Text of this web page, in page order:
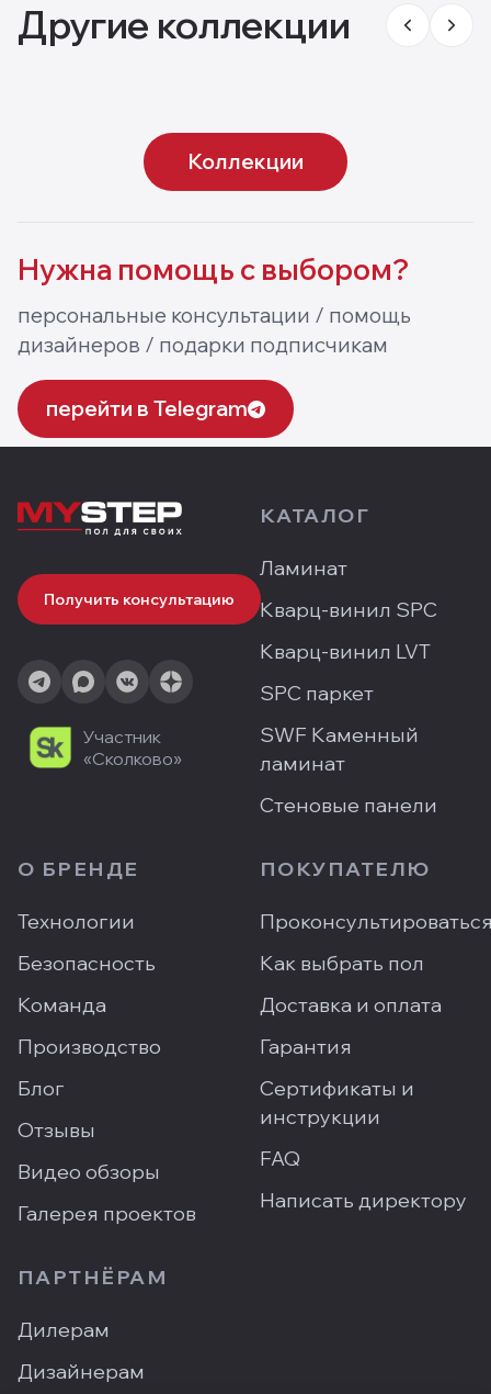
Другие коллекции
8мм
Коллекции
Нужна помощь с выбором?
персональные консультации / помощь
дизайнеров / подарки подписчикам
перейти в Telegram
Получить консультацию
Участник
«Сколково»
КАТАЛОГ
Ламинат
Кварц-винил SPC
Кварц-винил LVT
SPC паркет
SWF Каменный
ламинат
Стеновые панели
О БРЕНДЕ
Технологии
Безопасность
Команда
Производство
Блог
Отзывы
Видео обзоры
Галерея проектов
ПОКУПАТЕЛЮ
Как выбрать пол
Доставка и оплата
Гарантия
Сертификаты и
инструкции
FAQ
Написать директору
ПАРТНЁРАМ
Дилерам
Дизайнерам